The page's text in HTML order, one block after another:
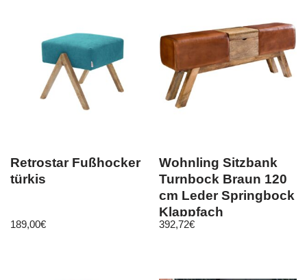
Retrostar Fußhocker
türkis
189,00€
Wohnling Sitzbank
Turnbock Braun 120
cm Leder Springbock
Klappfach
Turnhocker
392,72€